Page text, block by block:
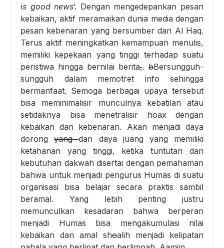
is good news’. Dengan mengedepankan pesan
kebaikan, aktif meramaikan dunia media dengan
pesan kebenaran yang bersumber dari Al Haq.
Terus aktif meningkatkan kemampuan menulis,
memiliki kepekaan yang tinggi terhadap suatu
peristiwa hingga bernilai berita,. bBersungguh-
sungguh dalam memotret info sehingga
bermanfaat. Semoga berbagai upaya tersebut
bisa meminimalisir munculnya kebatilan atau
setidaknya bisa menetralisir hoax dengan
kebaikan dan kebenaran. Akan menjadi daya
dorongyangdan daya juang yang memiliki
ketahanan yang tinggi, ketika tuntutan dan
kebutuhan dakwah disertai dengan pemahaman
bahwa untuk menjadi pengurus Humas di suatu
organisasi bisa belajar secara praktis sambil
beramal. Yang lebih penting justru
memunculkan kesadaran bahwa berperan
menjadi Humas bisa mengakumulasi nilai
kebaikan dan amal shoalih menjadi kelipatan